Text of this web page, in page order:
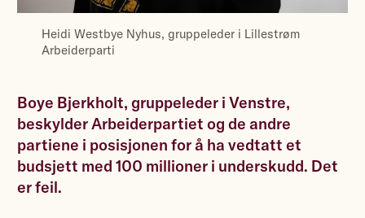
Heidi Westbye Nyhus, gruppeleder i Lillestrøm
Arbeiderparti
Boye Bjerkholt, gruppeleder i Venstre,
beskylder Arbeiderpartiet og de andre
partiene i posisjonen for å ha vedtatt et
budsjett med 100 millioner i underskudd. Det
er feil.